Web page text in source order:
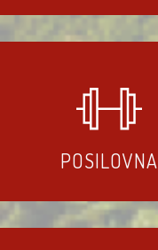
POSILOVNA